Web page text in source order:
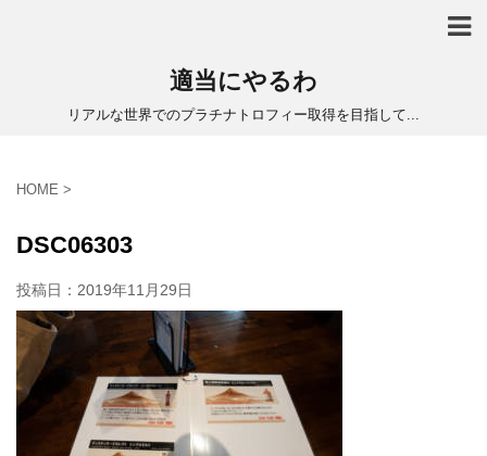
適当にやるわ
リアルな世界でのプラチナトロフィー取得を目指して...
HOME >
DSC06303
投稿日： 2019年11月29日